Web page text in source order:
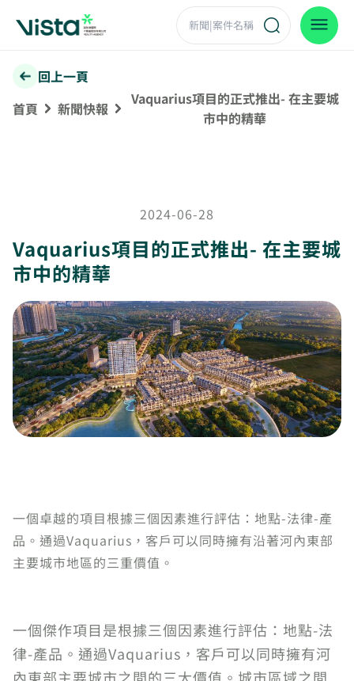
回上一頁
首頁
新聞快報
Vaquarius項目的正式推出- 在主要城
市中的精華
2024-06-28
Vaquarius項目的正式推出- 在主要城
市中的精華
一個卓越的項目根據三個因素進行評估：地點-法律-產
品。通過Vaquarius，客戶可以同時擁有沿著河內東部
主要城市地區的三重價值。
一個傑作項目是根據三個因素進行評估：地點-法
律-產品。通過Vaquarius，客戶可以同時擁有河